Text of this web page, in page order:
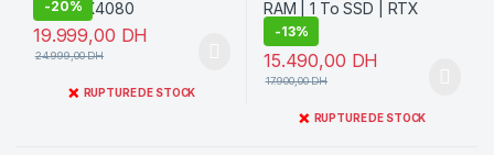
-20%
19.999,00 DH
24.999,00DH
❌ RUPTURE DE STOCK
-13%
15.490,00 DH
17.900,00DH
❌ RUPTURE DE STOCK